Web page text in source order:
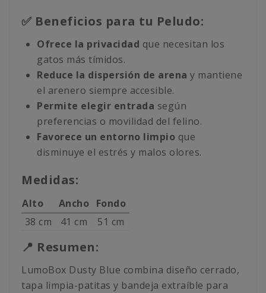
✅ Beneficios para tu Peludo:
Ofrece la privacidad que necesitan los
gatos más tímidos.
Reduce la dispersión de arena y mantiene
el arenero siempre accesible.
Permite elegir entrada según
preferencias o movilidad del felino.
Favorece un entorno limpio que
disminuye el estrés y malos olores.
Medidas:
Alto Ancho Fondo
38 cm
41 cm 51 cm
📍 Resumen:
LumoBox Dusty Blue combina diseño cerrado,
tapa limpia-patitas y bandeja extraíble para